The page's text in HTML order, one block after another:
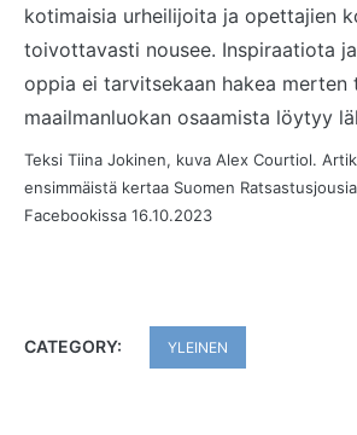
kotimaisia urheilijoita ja opettajien
toivottavasti nousee. Inspiraatiota
oppia ei tarvitsekaan hakea merten
maailmanluokan osaamista löytyy
Teksi Tiina Jokinen, kuva Alex Courtiol.
ensimmäistä kertaa Suomen
Facebookissa 16.10.2023
CATEGORY: YLEINEN